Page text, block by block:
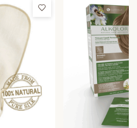
Добави в любими